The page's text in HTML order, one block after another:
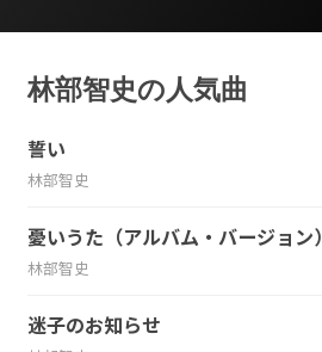
林部智史の人気曲
誓い
林部智史
憂いうた（アルバム・バージョン）
林部智史
迷子のお知らせ